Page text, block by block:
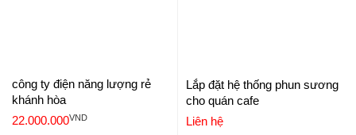
công ty điện năng lượng rẻ
khánh hòa
22.000.000VND
Lắp đặt hệ thống phun sương
cho quán cafe
Liên hệ